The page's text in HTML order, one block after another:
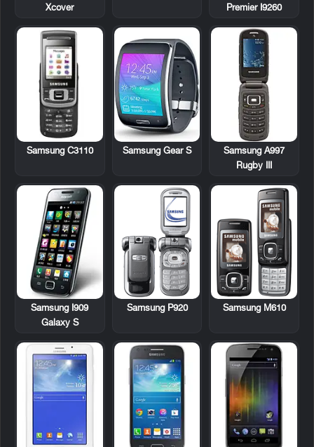
Premier I9260
Xcover
Samsung A997
Rugby III
Samsung Gear S
Samsung C3110
Samsung M610
Samsung P920
Samsung I909
Galaxy S